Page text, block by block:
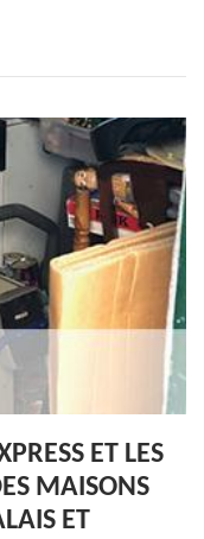
ET LES
MAISONS
ET